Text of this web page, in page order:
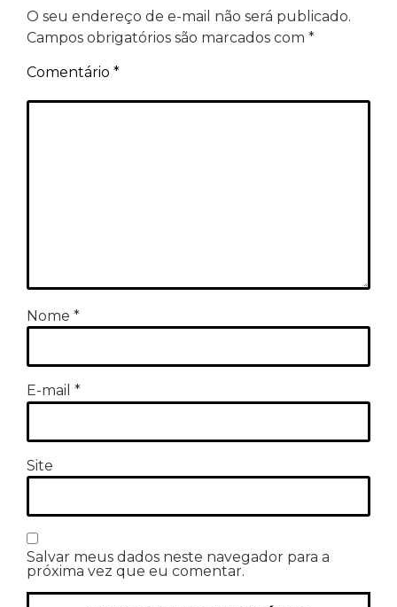
O seu endereço de e-mail não será publicado.
Campos obrigatórios são marcados com *
Comentário *
Nome *
E-mail *
Site
Salvar meus dados neste navegador para a
próxima vez que eu comentar.